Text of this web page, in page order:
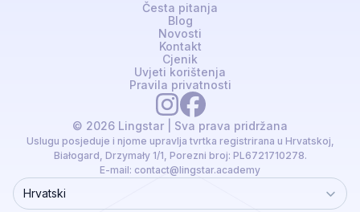
© 2026 Lingstar | Sva prava pridržana
Uslugu posjeduje i njome upravlja tvrtka registrirana u Hrvatskoj,
Białogard, Drzymały 1/1, Porezni broj: PL6721710278.
E-mail: contact@lingstar.academy
Česta pitanja
Blog
Novosti
Kontakt
Cjenik
Uvjeti korištenja
Pravila privatnosti
Language
Hrvatski